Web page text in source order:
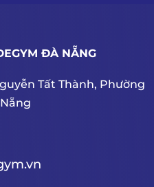
ĐÀ NẴNG
Tất Thành, Phường